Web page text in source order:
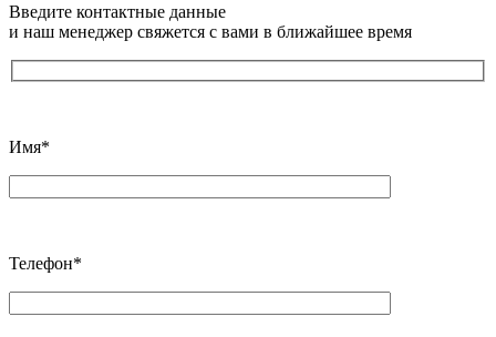
Введите контактные данные
и наш менеджер свяжется с вами в ближайшее время
Имя*
Телефон*